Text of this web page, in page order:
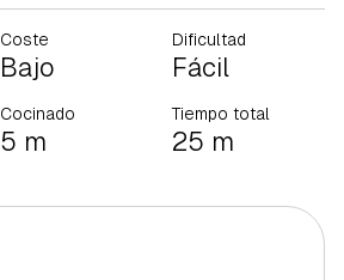
Coste
Bajo
Dificultad
Fácil
Cocinado
5 m
Tiempo total
25 m